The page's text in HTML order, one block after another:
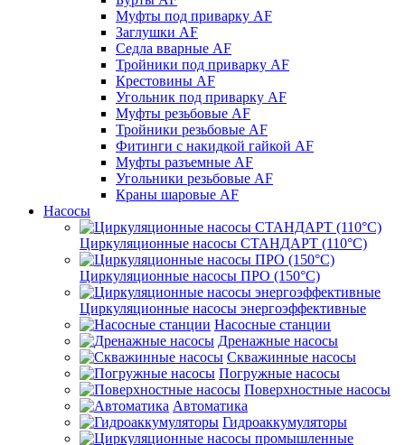
Муфты под приварку AF
Заглушки AF
Седла вварные AF
Тройники под приварку AF
Крестовины AF
Угольник под приварку AF
Муфты резьбовые AF
Тройники резьбовые AF
Фитинги с накидкой гайкой AF
Муфты разъемные AF
Угольники резьбовые AF
Краны шаровые AF
Насосы
Циркуляционные насосы СТАНДАРТ (110°C)
Циркуляционные насосы ПРО (150°C)
Циркуляционные насосы энергоэффективные
Насосные станции
Дренажные насосы
Скважинные насосы
Погружные насосы
Поверхностные насосы
Автоматика
Гидроаккумуляторы